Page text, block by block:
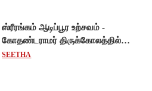
ஸ்ரீரங்கம் ஆடிப்பூர உற்சவம் -
கோதண்டராமர் திருக்கோலத்தில்
ஆண்டாள் நாச்சியார்!
SEETHA